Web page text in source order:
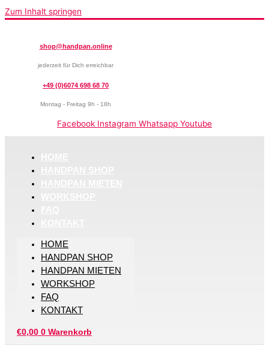
Zum Inhalt springen
shop@handpan.online
jederzeit für Dich erreichbar
+49 (0)6074 698 68 70
Montag - Freitag 9h - 18h
Facebook Instagram Whatsapp Youtube
HOME
HANDPAN SHOP
HANDPAN MIETEN
WORKSHOP
FAQ
KONTAKT
€0,00 0 Warenkorb